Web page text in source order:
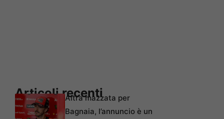
Articoli recenti
Altra mazzata per
Bagnaia, l’annuncio è un